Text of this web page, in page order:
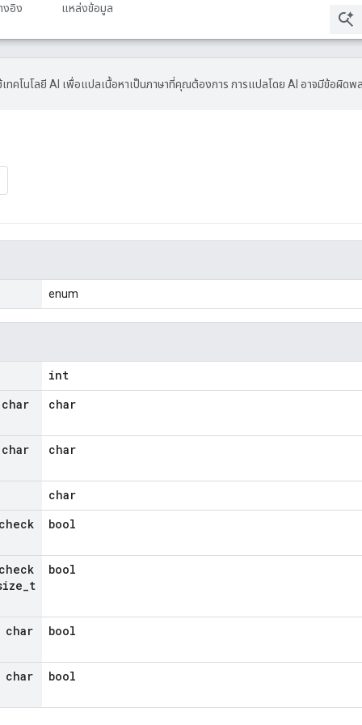
งอิง แหล่งข้อมูล
เทคโนโลยี AI เพื่อแปลเนื้อหาเป็นภาษาที่คุณต้องการ การแปลโดย AI อาจมีข้อผิดพ
enum
int
char
char
char
bool
t
bool
char bool
char bool